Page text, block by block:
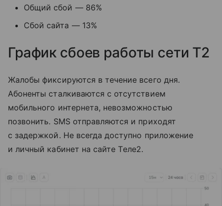
Общий сбой — 86%
Сбой сайта — 13%
График сбоев работы сети T2
Жалобы фиксируются в течение всего дня.
Абоненты сталкиваются с отсутствием
мобильного интернета, невозможностью
позвонить. SMS отправляются и приходят
с задержкой. Не всегда доступно приложение
и личный кабинет на сайте Tеле2.